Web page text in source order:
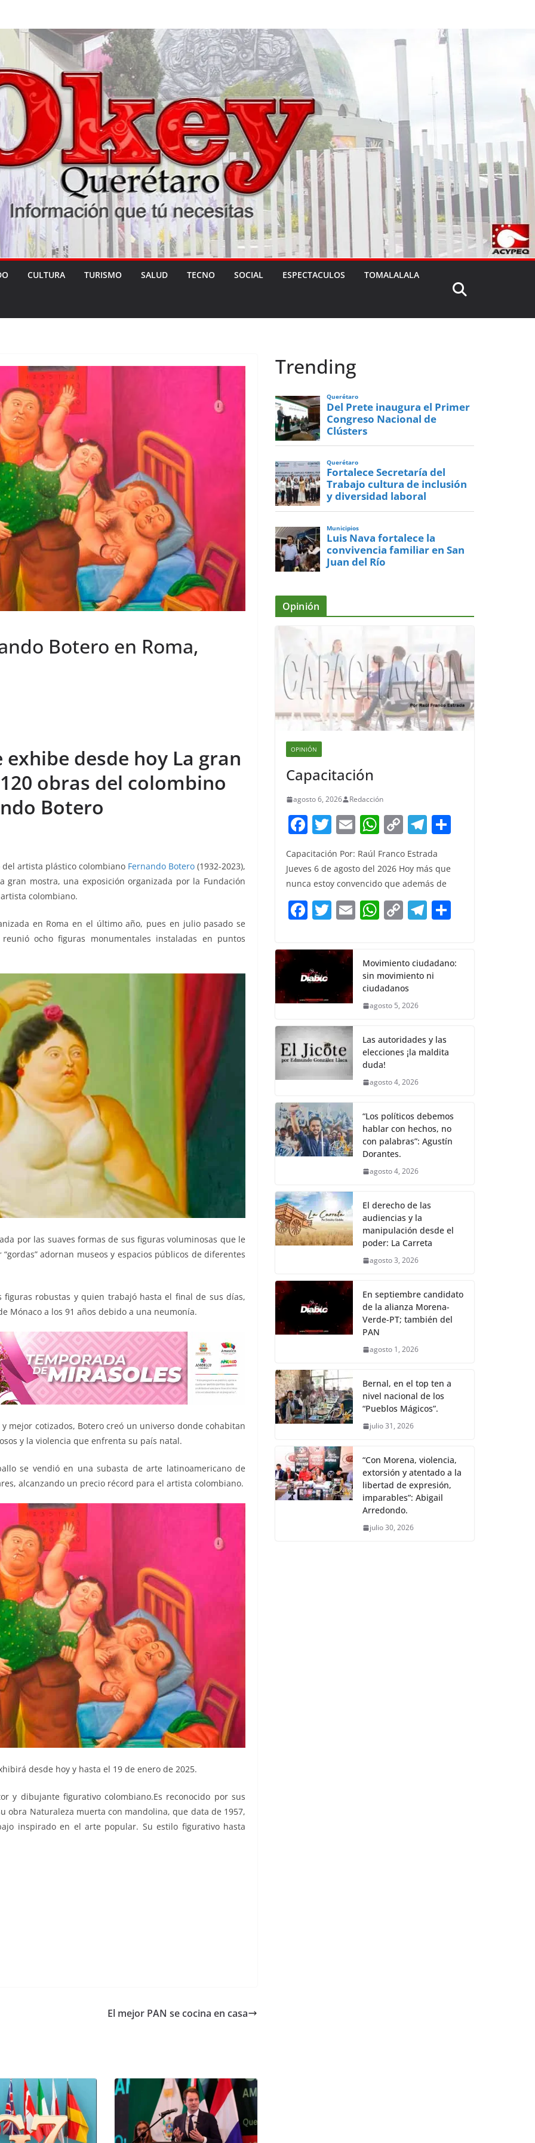
CULTURA TURISMO SALUD TECNO SOCIAL ESPECTACULOS TOMALALALA
Botero en Roma,
exhibe desde hoy La gran
obras del colombino
Botero
artista plástico colombiano Fernando Botero (1932-2023),
gran mostra, una exposición organizada por la Fundación
colombiano.
en Roma en el último año, pues en julio pasado se
ocho figuras monumentales instaladas en puntos
por las suaves formas de sus figuras voluminosas que le
adornan museos y espacios públicos de diferentes
robustas y quien trabajó hasta el final de sus días,
Mónaco a los 91 años debido a una neumonía.
mejor cotizados, Botero creó un universo donde cohabitan
y la violencia que enfrenta su país natal.
se vendió en una subasta de arte latinoamericano de
alcanzando un precio récord para el artista colombiano.
desde hoy y hasta el 19 de enero de 2025.
y dibujante figurativo colombiano.​​​Es reconocido por sus
obra Naturaleza muerta con mandolina, que data de 1957,
inspirado en el arte popular. Su estilo figurativo hasta
El mejor PAN se cocina en casa
Trending
Querétaro
Del Prete inaugura el Primer
Congreso Nacional de
Clústers
Querétaro
Fortalece Secretaría del
Trabajo cultura de inclusión
y diversidad laboral
Municipios
Luis Nava fortalece la
convivencia familiar en San
Juan del Río
Opinión
OPINIÓN
Capacitación
agosto 6, 2026 Redacción
F
a
c
e
b
o
k
T
itt
er
E
m
ai
l
W
at
s
A
p
C
p
y
Li
n
T
el
e
gr
a
m
Capacitación Por: Raúl Franco Estrada
Jueves 6 de agosto del 2026 Hoy más que
nunca estoy convencido que además de
F
c
e
b
o
o
k
T
itt
er
E W
s
A
p
C
y
Li
n
T
gr
a
e
Movimiento ciudadano:
sin movimiento ni
ciudadanos
agosto 5, 2026
Las autoridades y las
elecciones ¡la maldita
duda!
agosto 4, 2026
“Los políticos debemos
hablar con hechos, no
con palabras”: Agustín
Dorantes.
agosto 4, 2026
El derecho de las
audiencias y la
manipulación desde el
poder: La Carreta
agosto 3, 2026
En septiembre candidato
de la alianza Morena-
Verde-PT; también del
PAN
agosto 1, 2026
Bernal, en el top ten a
nivel nacional de los
“Pueblos Mágicos”.
julio 31, 2026
“Con Morena, violencia,
extorsión y atentado a la
libertad de expresión,
imparables”: Abigail
Arredondo.
julio 30, 2026